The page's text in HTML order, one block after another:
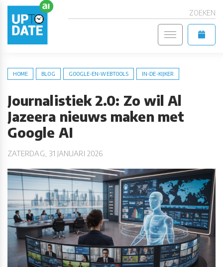
ZOEKEN
HOME BLOG GOOGLE-EN-WEBTOOLS IN-DE-KIJKER
Journalistiek 2.0: Zo wil Al
Jazeera nieuws maken met
Google AI
ZATERDAG, 31 JANUARI 2026